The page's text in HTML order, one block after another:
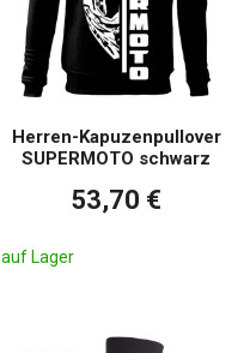
Herren-Kapuzenpullover
SUPERMOTO schwarz
53,70 €
auf Lager